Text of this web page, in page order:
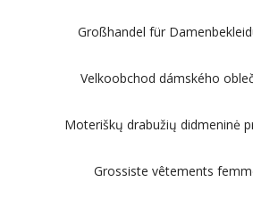
Großhandel für
Velkoobchod dámského
Moteriškų drabužių didmeninė
Grossiste vêtements